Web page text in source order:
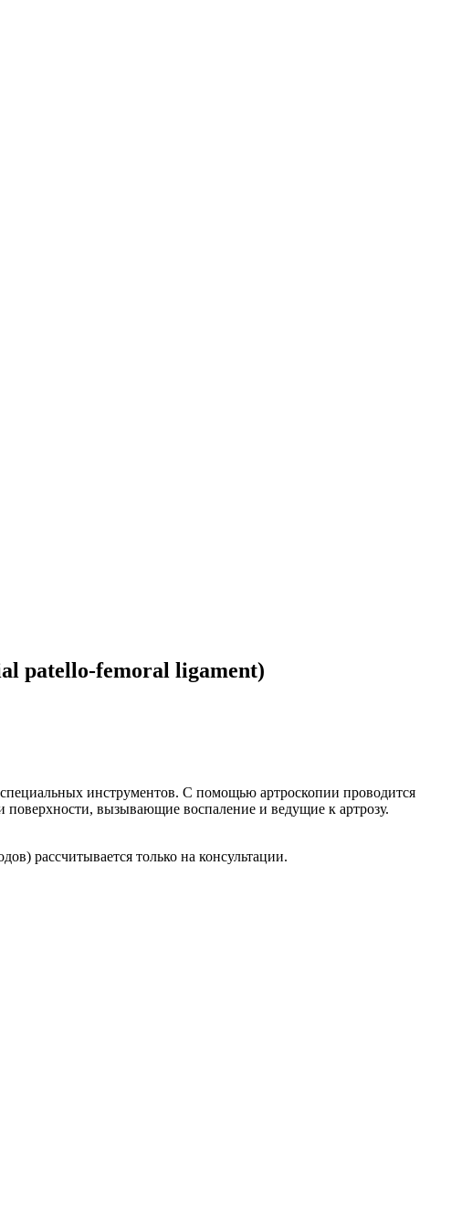
patello-femoral ligament)
инструментов. С помощью артроскопии проводится
поверхности, вызывающие воспаление и ведущие к артрозу.
рассчитывается только на консультации.